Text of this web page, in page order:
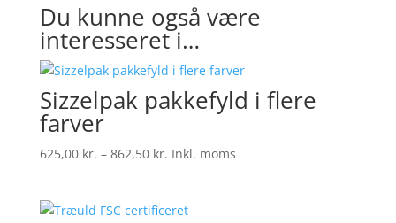
Du kunne også være
interesseret i…
Sizzelpak pakkefyld i flere
farver
625,00 kr. – 862,50 kr.Prisinterval:
862,50 kr.
Inkl. moms